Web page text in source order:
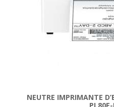
NEUTRE IMPRIMANTE